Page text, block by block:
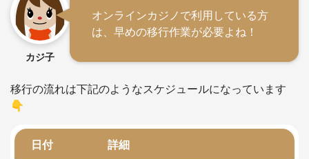
カジ子
オンラインカジノで利用している方
は、早めの移行作業が必要よね！
移行の流れは下記のようなスケジュールになっています
👇
日付 詳細